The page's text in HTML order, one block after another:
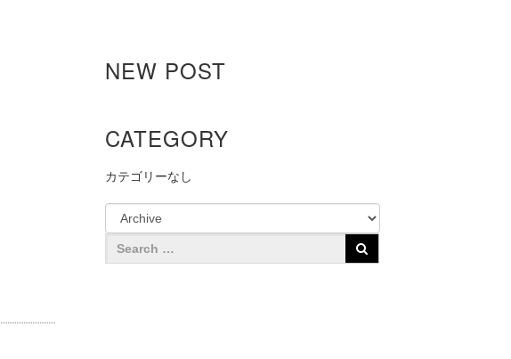
NEW POST
CATEGORY
カテゴリーなし